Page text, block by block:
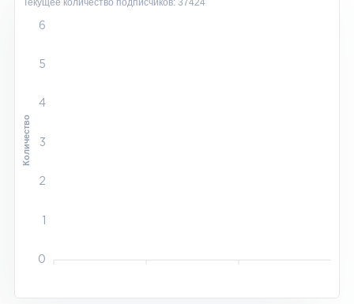
6
5
4
3
2
1
0
Количество